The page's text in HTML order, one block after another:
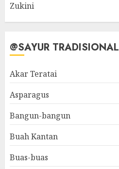
Zukini
@SAYUR TRADISIONAL
Akar Teratai
Asparagus
Bangun-bangun
Buah Kantan
Buas-buas